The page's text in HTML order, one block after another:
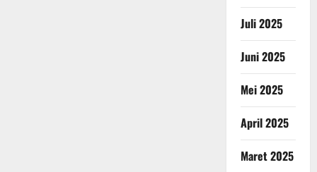
Juli 2025
Juni 2025
Mei 2025
April 2025
Maret 2025